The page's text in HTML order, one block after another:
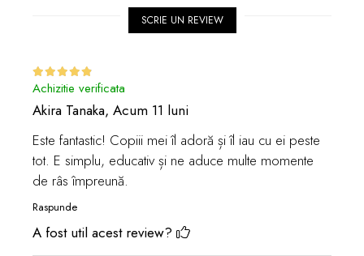
SCRIE UN REVIEW
Achizitie verificata
Akira Tanaka, Acum 11 luni
Este fantastic! Copiii mei îl adoră și îl iau cu ei peste
tot. E simplu, educativ și ne aduce multe momente
de râs împreună.
Raspunde
A fost util acest review?